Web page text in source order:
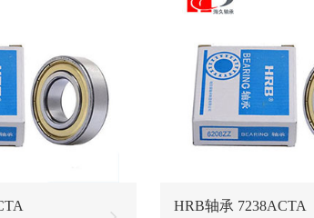
HRB轴承 7238ACTA